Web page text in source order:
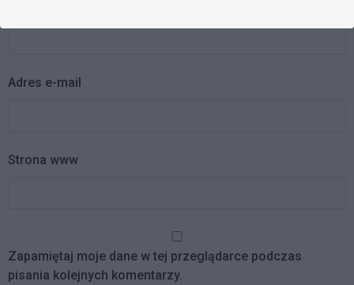
Adres e-mail
Strona www
Zapamiętaj moje dane w tej przeglądarce podczas
pisania kolejnych komentarzy.